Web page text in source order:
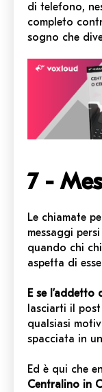
di telefono,
completo
sogno che
7 -
Le chiamate
messaggi
quando chi
aspetta di
E se
lasciarti il
qualsiasi
spacciata in
Ed è qui che
Centralino in